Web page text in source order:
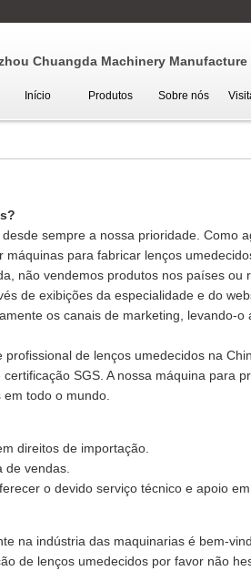
Chuangda Machinery Manufacture
Início Produtos Sobre nós
sempre a nossa prioridade. Como
máquinas para fabricar lenços
não vendemos produtos nos países ou
de exibições da especialidade e do
os canais de marketing, levando-
profissional de lenços umedecidos na
SGS. A nossa máquina para
todo o mundo.
direitos de importação.
de vendas.
o devido serviço técnico e apoio
na indústria das maquinarias é bem-
de lenços umedecidos por favor não